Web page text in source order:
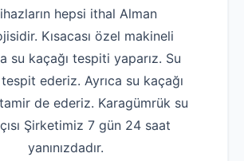
hepsi ithal Alman
Kısacası özel makineli
su kaçağı tespiti yaparız. Su
tespit ederiz. Ayrıca su kaçağı
de ederiz. Karagümrük su
Şirketimiz 7 gün 24 saat
yanınızdadır.